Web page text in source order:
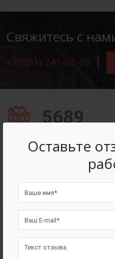
Оставьте
Свяжитесь с
+7 (861) 241-02-03
5689
Счастливых клиентов